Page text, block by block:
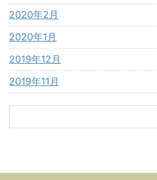
2020年2月
2020年1月
2019年12月
2019年11月